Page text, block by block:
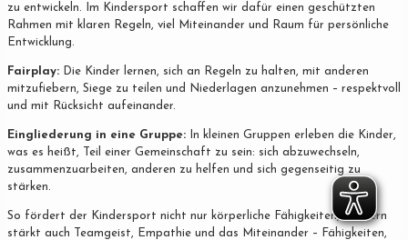
zu entwickeln. Im Kindersport schaffen wir dafür einen geschützten
Rahmen mit klaren Regeln, viel Miteinander und Raum für persönliche
Entwicklung.
Fairplay: Die Kinder lernen, sich an Regeln zu halten, mit anderen
mitzufiebern, Siege zu teilen und Niederlagen anzunehmen – respektvoll
und mit Rücksicht aufeinander.
Eingliederung in eine Gruppe: In kleinen Gruppen erleben die Kinder,
was es heißt, Teil einer Gemeinschaft zu sein: sich abzuwechseln,
zusammenzuarbeiten, anderen zu helfen und sich gegenseitig zu
stärken.
So fördert der Kindersport nicht nur körperliche Fähigkeiten, sondern
stärkt auch Teamgeist, Empathie und das Miteinander – Fähigkeiten,